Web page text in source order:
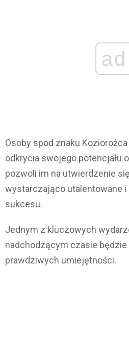
ad
Osoby spod znaku
odkrycia swojego potencjału
pozwoli im na utwierdzenie
wystarczająco utalentowane i
sukcesu.
Jednym z kluczowych
nadchodzącym czasie
prawdziwych umiejętności.